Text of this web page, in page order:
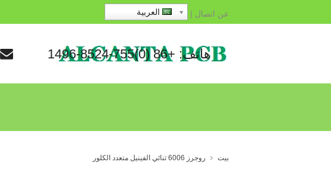
عن اتصال | العربية
هاتف: +86 (0)755-8524-1496
بيت روجرز 6006 ثنائي الفينيل متعدد الكلور